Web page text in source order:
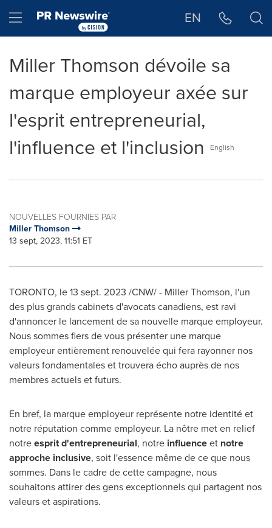
Hamburger menu EN
Miller Thomson dévoile sa
marque employeur axée sur
l'esprit entrepreneurial,
l'influence et l'inclusion
English
NOUVELLES FOURNIES PAR
Miller Thomson
13 sept, 2023, 11:51 ET
TORONTO, le13 sept. 2023 /CNW/ - Miller Thomson, l'un
des plus grands cabinets d'avocats canadiens, est ravi
d'annoncer le lancement de sa nouvelle marque employeur.
Nous sommes fiers de vous présenter une marque
employeur entièrement renouvelée qui fera rayonner nos
valeurs fondamentales et trouvera écho auprès de nos
membres actuels et futurs.
En bref, la marque employeur représente notre identité et
notre réputation comme employeur. La nôtre met en relief
notreesprit d'entrepreneurial, notre influenceet notre
approche inclusive, soit l'essence même de ce que nous
sommes. Dans le cadre de cette campagne, nous
souhaitons attirer des gens exceptionnels qui partagent nos
valeurs et aspirations.